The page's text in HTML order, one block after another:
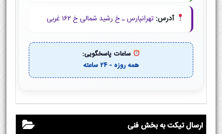
آدرس: تهرانپارس ـ خ رشید شمالی خ ۱۶۲ غربی
ساعات پاسخگویی:
همه روزه - ۲۴ ساعته
ارسال تیکت به بخش فنی